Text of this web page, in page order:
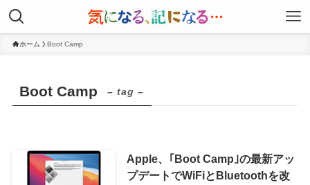
ホーム Boot Camp
Boot Camp – tag –
Apple、｢Boot Camp｣の最新アッ
プデートでWiFiとBluetoothを改